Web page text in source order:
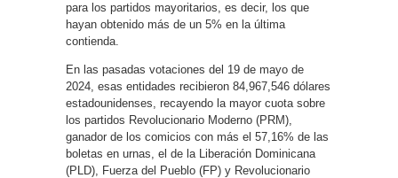
para los partidos mayoritarios, es decir, los que
hayan obtenido más de un 5% en la última
contienda.
En las pasadas votaciones del 19 de mayo de
2024, esas entidades recibieron 84,967,546 dólares
estadounidenses, recayendo la mayor cuota sobre
los partidos Revolucionario Moderno (PRM),
ganador de los comicios con más el 57,16% de las
boletas en urnas, el de la Liberación Dominicana
(PLD), Fuerza del Pueblo (FP) y Revolucionario